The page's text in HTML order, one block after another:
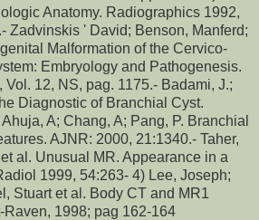
Anatomy. Radiographics 1992,
Zadvinskis ' David; Benson, Manferd;
Malformation of the Cervico-
Embryology and Pathogenesis.
12, NS, pag. 1175.- Badami, J.;
Diagnostic of Branchial Cyst.
A; Chang, A; Pang, P. Branchial
AJNR: 2000, 21:1340.- Taher,
al. Unusual MR. Appearance in a
1999, 54:263- 4) Lee, Joseph;
Stuart et al. Body CT and MR1
1998; pag 162-164